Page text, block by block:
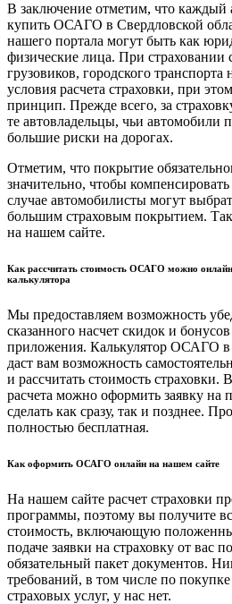
В заключение отметим, что каждый
купить ОСАГО в Свердловской
нашего портала могут быть как
физические лица. При страховании
грузовиков, городского
условия расчета страховки, при
принцип. Прежде всего, за
те автовладельцы, чьи автомобили
большие риски на дорогах.
Отметим, что покрытие
значительно, чтобы
случае автомобилисты могут
большим страховым покрытием.
на нашем сайте.
Как рассчитать стоимость ОСАГО можно
калькулятора
Мы предоставляем возможность
сказанного насчет скидок и
приложения. Калькулятор ОСАГО в
даст вам возможность
и рассчитать стоимость страховки.
расчета можно оформить заявку на
сделать как сразу, так и позднее.
полностью бесплатная.
Как оформить ОСАГО онлайн на нашем сайте
На нашем сайте расчет страховки
программы, поэтому вы получите
стоимость, включающую
подаче заявки на страховку от вас
обязательный пакет документов.
требований, в том числе по
страховых услуг, у нас нет.